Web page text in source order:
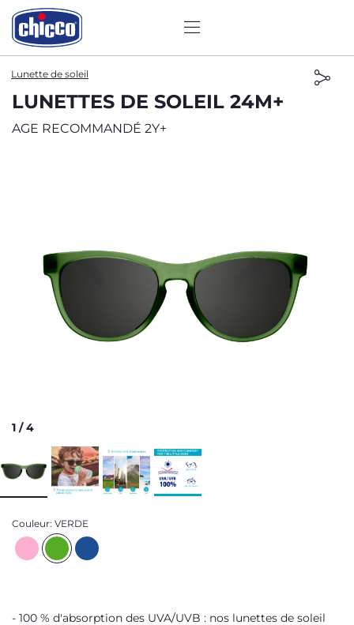
Lunette de soleil
LUNETTES DE SOLEIL 24M+
AGE RECOMMANDÉ 2Y+
1 /4
Couleur: VERDE
100 % d'absorption des UVA/UVB : nos lunettes de soleil